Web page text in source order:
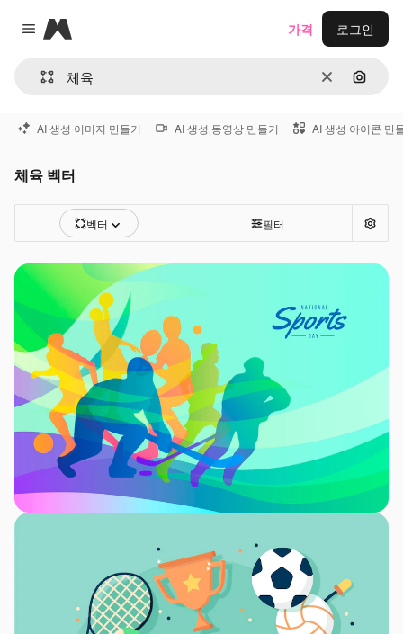
Close menu
Magnific
지우기이미지
가격 로그인
AI 생성 이미지 만들기 AI 생성 동영상 만들기 AI 생성 아이콘 만
체육 벡터
벡터 필터